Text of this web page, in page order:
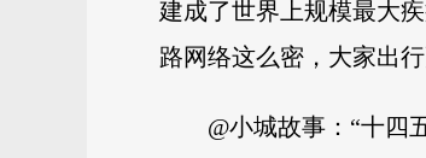
建成了世界上规模最大
路网络这么密，大家出行
@小城故事：“十四